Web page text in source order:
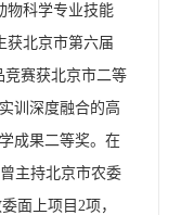
物科学专业技能
获北京市第六届
竞赛获北京市二等
训深度融合的高
成果二等奖。在
主持北京市农委
面上项目 2项，